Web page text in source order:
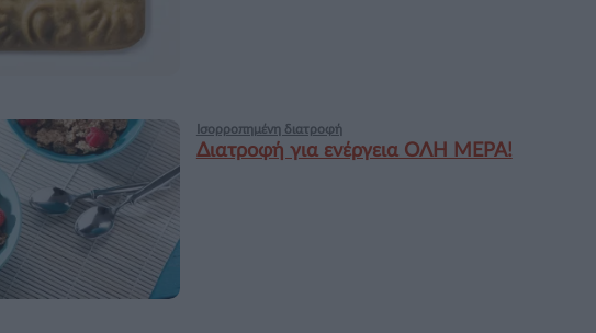
Ισορροπημένη διατροφή
Διατροφή για ενέργεια ΟΛΗ ΜΕΡΑ!